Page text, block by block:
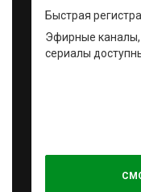
Быстрая
Эфирные
сериалы